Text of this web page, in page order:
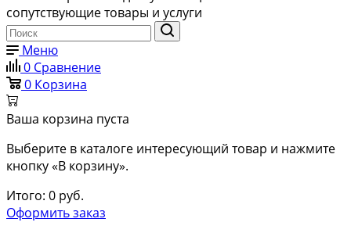
сопутствующие товары и услуги
Меню
0 Сравнение
0 Корзина
Ваша корзина пуста
Выберите в каталоге интересующий товар и нажмите
кнопку «В корзину».
Итого: 0 руб.
Оформить заказ